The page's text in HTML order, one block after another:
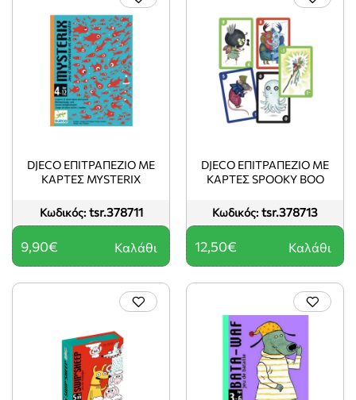
Κωδικός: tsr.378711
DJECO ΕΠΙΤΡΑΠΈΖΙΟ ΜΕ
ΚΆΡΤΕΣ MYSTERIX
9,90€ Καλάθι
Κωδικός: tsr.378713
DJECO ΕΠΙΤΡΑΠΈΖΙΟ ΜΕ
ΚΆΡΤΕΣ SPOOKY BOO
12,50€ Καλάθι